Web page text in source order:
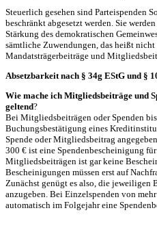
Steuerlich gesehen sind Parteispenden
beschränkt abgesetzt werden. Sie
Stärkung des demokratischen
sämtliche Zuwendungen, das heißt
Mandatsträgerbeiträge und
Absetzbarkeit nach § 34g EStG und §
Wie mache ich Mitgliedsbeiträge und
geltend?
Bei Mitgliedsbeiträgen oder Spenden
Buchungsbestätigung eines
Spende oder Mitgliedsbeitrag
300 € ist eine Spendenbescheinigung
Mitgliedsbeiträgen ist gar keine
Bescheinigungen müssen erst auf
Zunächst genügt es also, die jeweiligen
anzugeben. Bei Einzelspenden von
automatisch im Folgejahr eine